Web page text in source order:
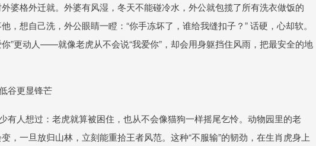
婆格外迁就。外婆有风湿，冬天不能碰冷水，外公就包揽了所有洗衣做饭的
，想自己洗，外公眼睛一瞪：“你手冻坏了，谁给我缝扣子？” 话硬，心却软。
你”更动人——就像老虎从不会说“我爱你”，却会用身躯挡住风雨，把最安全的地
谷更显锋芒
有人想过：老虎就算被困住，也从不会像猫狗一样摇尾乞怜。动物园里的老
，一旦放归山林，立刻能重拾王者风范。这种“不服输”的韧劲，在生肖虎身上